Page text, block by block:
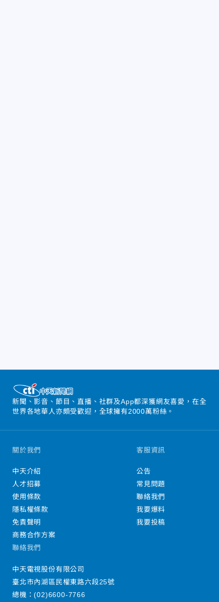
新聞、影音、節目、直播、社群及App都深獲網友喜愛，在全
世界各地華人亦頗受歡迎，全球擁有2000萬粉絲。
關於我們
中天介紹
人才招募
使用條款
隱私權條款
免責聲明
商務合作方案
客服資訊
公告
常見問題
聯絡我們
我要爆料
我要投稿
聯絡我們
中天電視股份有限公司
臺北市內湖區民權東路六段25號
總機：(02)6600-7766